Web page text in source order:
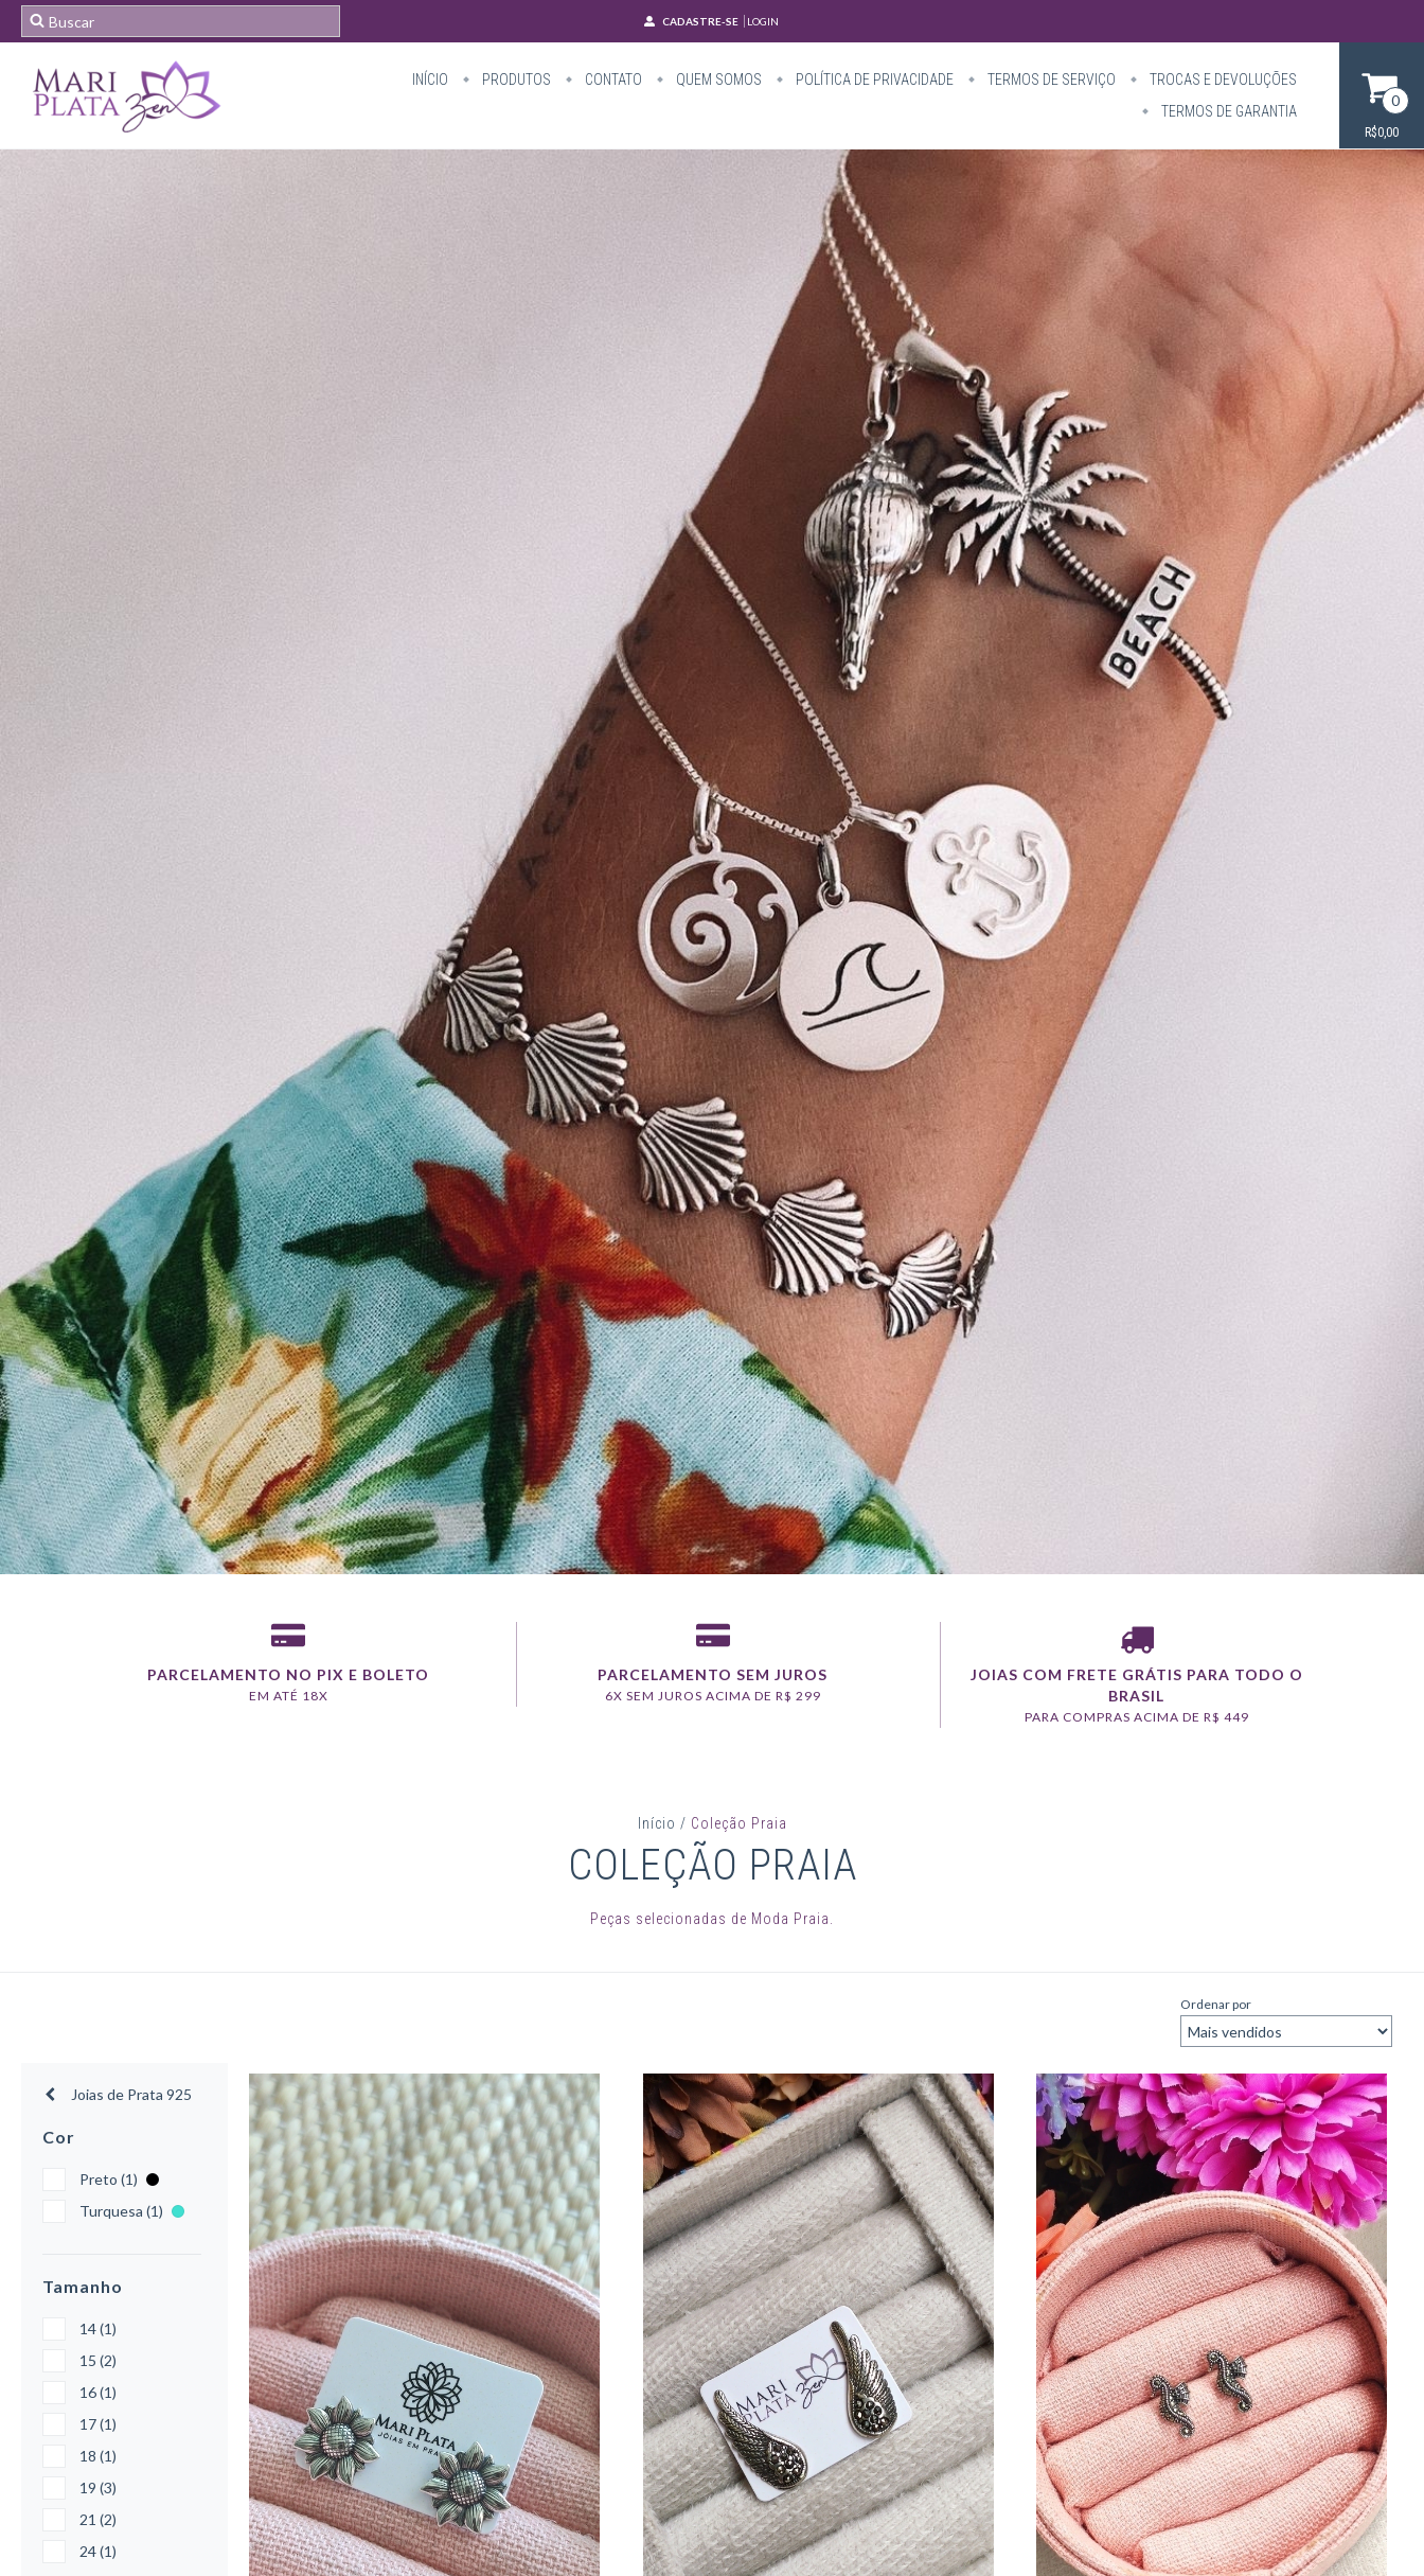
CADASTRE-SE LOGIN
INÍCIO PRODUTOS CONTATO QUEM SOMOS POLÍTICA DE PRIVACIDADE TERMOS DE SERVIÇO
TROCAS E DEVOLUÇÕES
TERMOS DE GARANTIA
0
R$0,00
PARCELAMENTO NO PIX E BOLETO
EM ATÉ 18X
PARCELAMENTO SEM JUROS
6X SEM JUROS ACIMA DE R$ 299
JOIAS COM FRETE GRÁTIS PARA TODO O
BRASIL
PARA COMPRAS ACIMA DE R$ 449
Início / Coleção Praia
COLEÇÃO PRAIA
Peças selecionadas de Moda Praia.
Ordenar por
Joias de Prata 925
Cor
Preto (1)
Turquesa (1)
Tamanho
14 (1)
15 (2)
16 (1)
17 (1)
18 (1)
19 (3)
21 (2)
24 (1)